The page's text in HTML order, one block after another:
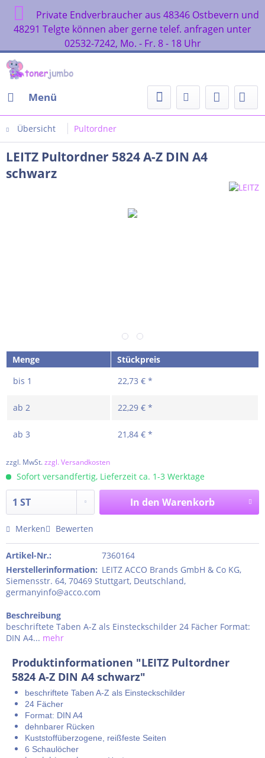
Private Endverbraucher aus 48346 Ostbevern und
48291 Telgte können aber gerne telef. anfragen unter
02532-7242, Mo. - Fr. 8 - 18 Uhr
Menü
Übersicht Pultordner
LEITZ Pultordner 5824 A-Z DIN A4
schwarz
Menge
Stückpreis
bis 1 22,73 € *
ab 2 22,29 € *
ab 3 21,84 € *
zzgl. MwSt.zzgl. Versandkosten
Sofort versandfertig, Lieferzeit ca. 1-3 Werktage
In den Warenkorb
Merken Bewerten
Artikel-Nr.:
7360164
Herstellerinformation: LEITZ ACCO Brands GmbH & Co KG,
Siemensstr. 64, 70469 Stuttgart, Deutschland,
germanyinfo@acco.com
Beschreibung
beschriftete Taben A-Z als Einsteckschilder 24 Fächer Format:
DIN A4... mehr
Produktinformationen "LEITZ Pultordner
5824 A-Z DIN A4 schwarz"
beschriftete Taben A-Z als Einsteckschilder
24 Fächer
Format: DIN A4
dehnbarer Rücken
Kuststoffüberzogene, reißfeste Seiten
6 Schaulöcher